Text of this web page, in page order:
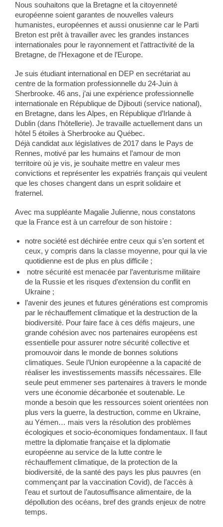
Nous souhaitons que la Bretagne et la citoyenneté
européenne soient garantes de nouvelles valeurs
humanistes, européennes et aussi onusienne car le Parti
Breton est prêt à travailler avec les grandes instances
internationales pour le rayonnement et l’attractivité de la
Bretagne, de l’Hexagone et de l’Europe.
Je suis étudiant international en DEP en secrétariat au
centre de la formation professionnelle du 24-Juin à
Sherbrooke. 46 ans, j’ai une expérience professionnelle
internationale en République de Djibouti (service national),
en Bretagne, dans les Alpes, en République d’Irlande à
Dublin (dans l’hôtellerie). Je travaille actuellement dans un
hôtel 5 étoiles à Sherbrooke au Québec.
Déjà candidat aux législatives de 2017 dans le Pays de
Rennes, motivé par les humains et l’amour de mon
territoire où je vis, je souhaite mettre en valeur mes
convictions et représenter les expatriés français qui veulent
que les choses changent dans un esprit solidaire et
fraternel.
Avec ma suppléante Magalie Julienne, nous constatons
que la France est à un carrefour de son histoire :
notre société est déchirée entre ceux qui s’en sortent et
ceux, y compris dans la classe moyenne, pour qui la vie
quotidienne est de plus en plus difficile ;
notre sécurité est menacée par l’aventurisme militaire
de la Russie et les risques d’extension du conflit en
Ukraine ;
l’avenir des jeunes et futures générations est compromis
par le réchauffement climatique et la destruction de la
biodiversité. Pour faire face à ces défis majeurs, une
grande cohésion avec nos partenaires européens est
essentielle pour assurer notre sécurité collective et
promouvoir dans le monde de bonnes solutions
climatiques. Seule l’Union européenne a la capacité de
réaliser les investissements massifs nécessaires. Elle
seule peut emmener ses partenaires à travers le monde
vers une économie décarbonée et soutenable. Le
monde a besoin que les ressources soient orientées non
plus vers la guerre, la destruction, comme en Ukraine,
au Yémen… mais vers la résolution des problèmes
écologiques et socio-économiques fondamentaux. Il faut
mettre la diplomatie française et la diplomatie
européenne au service de la lutte contre le
réchauffement climatique, de la protection de la
biodiversité, de la santé des pays les plus pauvres (en
commençant par la vaccination Covid), de l’accès à
l’eau et surtout de l’autosuffisance alimentaire, de la
dépollution des océans, bref des grands enjeux de notre
temps.